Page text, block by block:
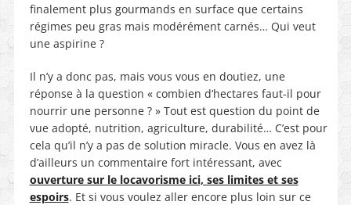
finalement plus gourmands en surface que certains
régimes peu gras mais modérément carnés… Qui veut
une aspirine ?
Il n’y a donc pas, mais vous vous en doutiez, une
réponse à la question « combien d’hectares faut-il pour
nourrir une personne ? » Tout est question du point de
vue adopté, nutrition, agriculture, durabilité… C’est pour
cela qu’il n’y a pas de solution miracle. Vous en avez là
d’ailleurs un commentaire fort intéressant, avec
ouverture sur le locavorisme ici, ses limites et ses
espoirs. Et si vous voulez aller encore plus loin sur ce